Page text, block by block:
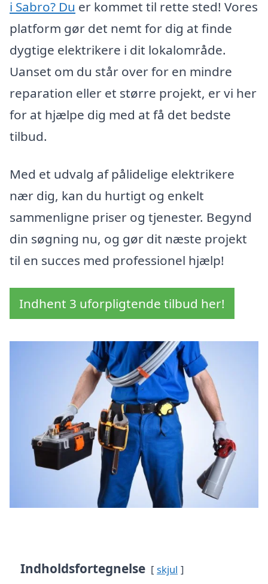
i Sabro? Du er kommet til rette sted! Vores
platform gør det nemt for dig at finde
dygtige elektrikere i dit lokalområde.
Uanset om du står over for en mindre
reparation eller et større projekt, er vi her
for at hjælpe dig med at få det bedste
tilbud.
Med et udvalg af pålidelige elektrikere
nær dig, kan du hurtigt og enkelt
sammenligne priser og tjenester. Begynd
din søgning nu, og gør dit næste projekt
til en succes med professionel hjælp!
Indhent 3 uforpligtende tilbud her!
Indholdsfortegnelse skjul